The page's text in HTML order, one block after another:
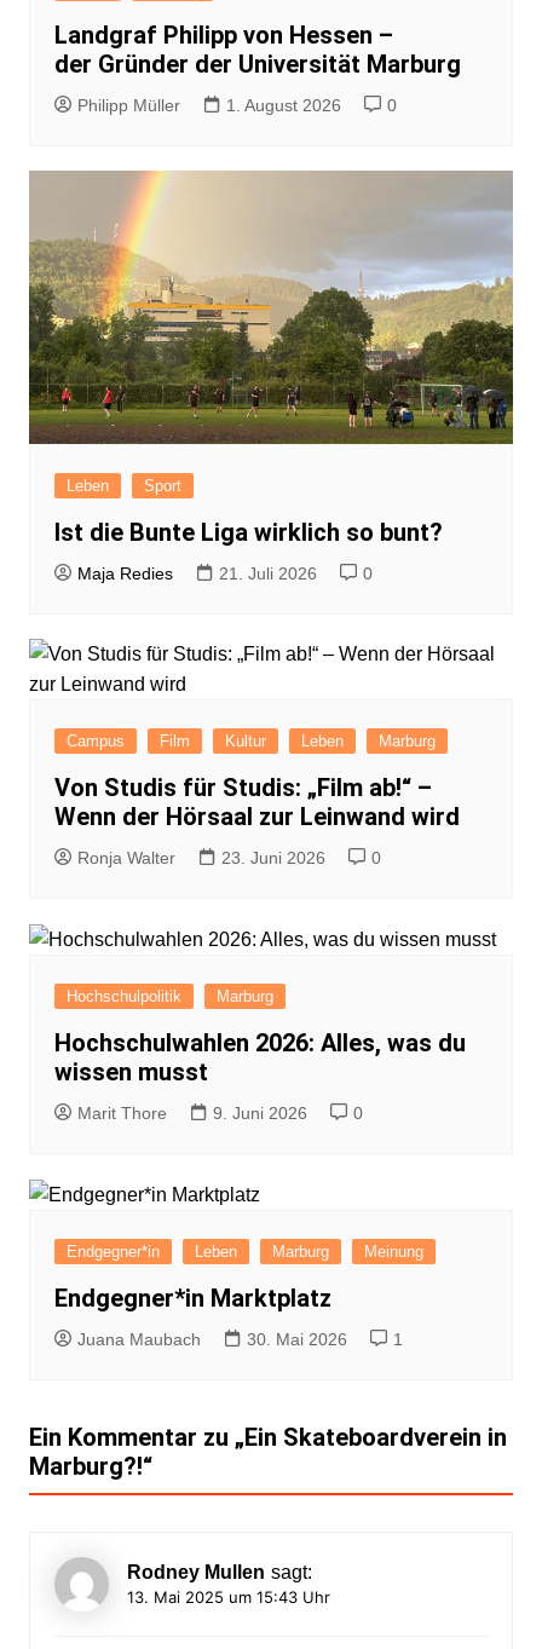
Landgraf Philipp von Hessen –
der Gründer der Universität Marburg
Philipp Müller 1. August 2026 0
Leben Sport
Ist die Bunte Liga wirklich so bunt?
Maja Redies 21. Juli 2026 0
Campus Film Kultur Leben Marburg
Von Studis für Studis: „Film ab!“ –
Wenn der Hörsaal zur Leinwand wird
Ronja Walter 23. Juni 2026 0
Hochschulpolitik Marburg
Hochschulwahlen 2026: Alles, was du
wissen musst
Marit Thore 9. Juni 2026 0
Endgegner*in Leben Marburg Meinung
Endgegner*in Marktplatz
Juana Maubach 30. Mai 2026 1
Ein Kommentar zu „Ein Skateboardverein in
Marburg?!“
Rodney Mullen sagt:
13. Mai 2025 um 15:43 Uhr